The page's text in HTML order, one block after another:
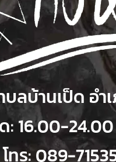
ลบ้านเป็ด อำ
: 16.00-
โทร: 089-